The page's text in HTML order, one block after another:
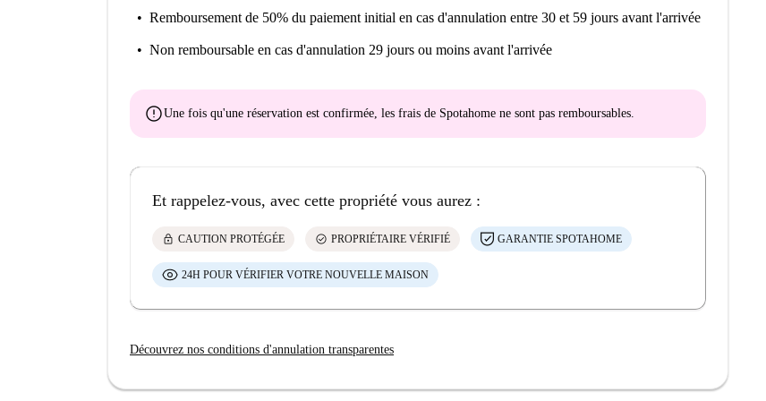
Remboursement de 50% du paiement initial en cas d'annulation entre 30 et 59 jours avant l'arrivée
Non remboursable en cas d'annulation 29 jours ou moins avant l'arrivée
errorUne fois qu'une réservation est confirmée, les frais de Spotahome ne sont pas remboursables.
Et rappelez-vous, avec cette propriété vous aurez :
lock CAUTION PROTÉGÉE check_circle PROPRIÉTAIRE VÉRIFIÉ GARANTIE SPOTAHOME
24H POUR VÉRIFIER VOTRE NOUVELLE MAISON
Découvrez nos conditions d'annulation transparentes